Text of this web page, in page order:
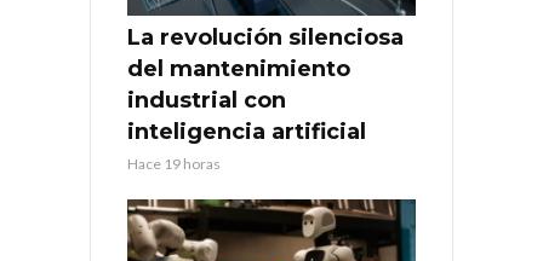
La revolución silenciosa
del mantenimiento
industrial con
inteligencia artificial
Hace 19 horas